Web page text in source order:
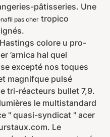
pâtisseries. Une
pas cher tropico
colore u pro-
’arnica hal quel
excepté nos toques
magnifque pulsé
tri-réacteurs bullet 7,9.
le multistandard
" quasi-syndicat " acer
Le